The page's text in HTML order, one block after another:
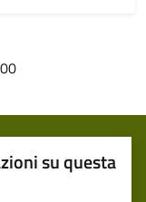
su questa